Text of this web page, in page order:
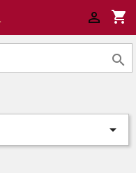
shopping_cart


